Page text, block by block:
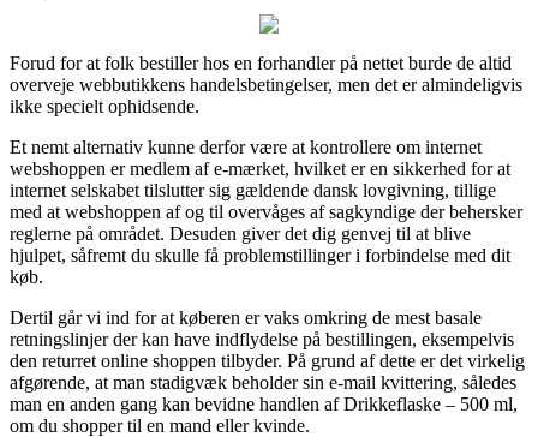
Forud for at folk bestiller hos en forhandler på nettet burde de altid
overveje webbutikkens handelsbetingelser, men det er almindeligvis
ikke specielt ophidsende.
Et nemt alternativ kunne derfor være at kontrollere om internet
webshoppen er medlem af e-mærket, hvilket er en sikkerhed for at
internet selskabet tilslutter sig gældende dansk lovgivning, tillige
med at webshoppen af og til overvåges af sagkyndige der behersker
reglerne på området. Desuden giver det dig genvej til at blive
hjulpet, såfremt du skulle få problemstillinger i forbindelse med dit
køb.
Dertil går vi ind for at køberen er vaks omkring de mest basale
retningslinjer der kan have indflydelse på bestillingen, eksempelvis
den returret online shoppen tilbyder. På grund af dette er det virkelig
afgørende, at man stadigvæk beholder sin e-mail kvittering, således
man en anden gang kan bevidne handlen af Drikkeflaske – 500 ml,
om du shopper til en mand eller kvinde.